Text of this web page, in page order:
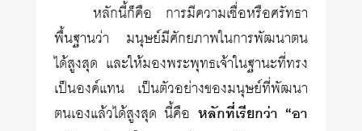
หลักนี้ก็คือ การมีความเชื่อหรือศรัทธา
พื้นฐานว่า มนุษย์มีศักย­ภาพในการพัฒนาตน
ได้สูงสุด และให้มองพระพุทธเจ้าในฐานะที่ทรง
เป็นองค์แทน เป็นตัวอย่างของมนุษย์ที่พัฒนา
ตนเองแล้วได้สูงสุด นี้คือ หลักที่เรียกว่า “อา